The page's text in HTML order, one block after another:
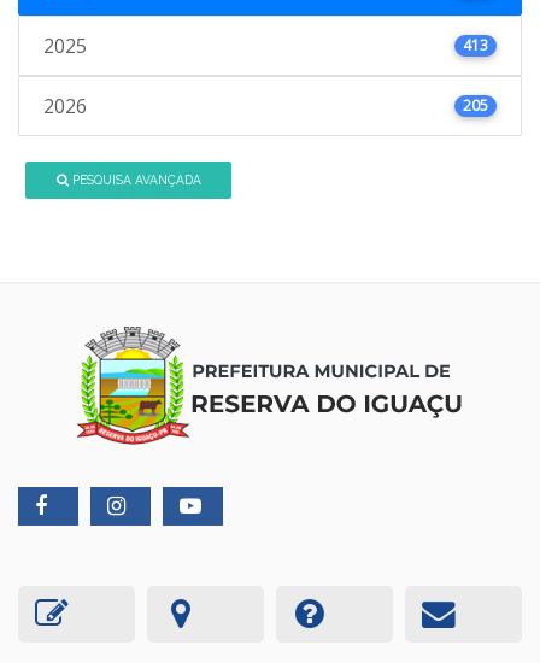
2025 413
2026 205
PESQUISA AVANÇADA